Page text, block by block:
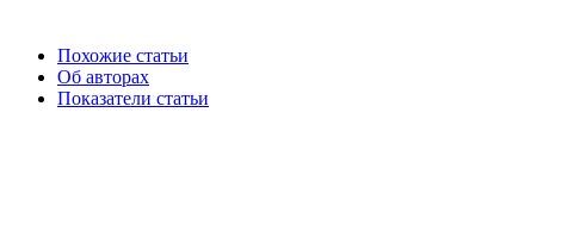
Похожие статьи
Об авторах
Показатели статьи